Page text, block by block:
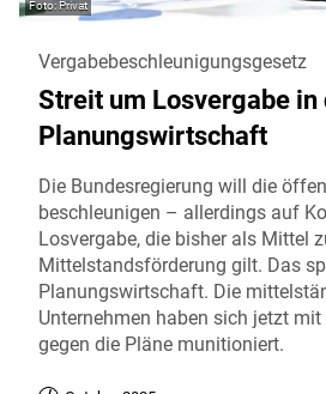
Privat
Vergabebeschleunigungsgesetz
Streit um Losvergabe in
Planungswirtschaft
Die Bundesregierung will die
beschleunigen – allerdings auf
Losvergabe, die bisher als Mittel
Mittelstandsförderung gilt. Das
Planungswirtschaft. Die
Unternehmen haben sich jetzt
gegen die Pläne munitioniert.